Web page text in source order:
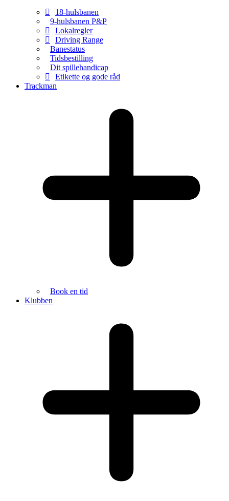
18-hulsbanen
9-hulsbanen P&P
Lokalregler
Driving Range
Banestatus
Tidsbestilling
Dit spillehandicap
Etikette og gode råd
Trackman
Book en tid
Klubben